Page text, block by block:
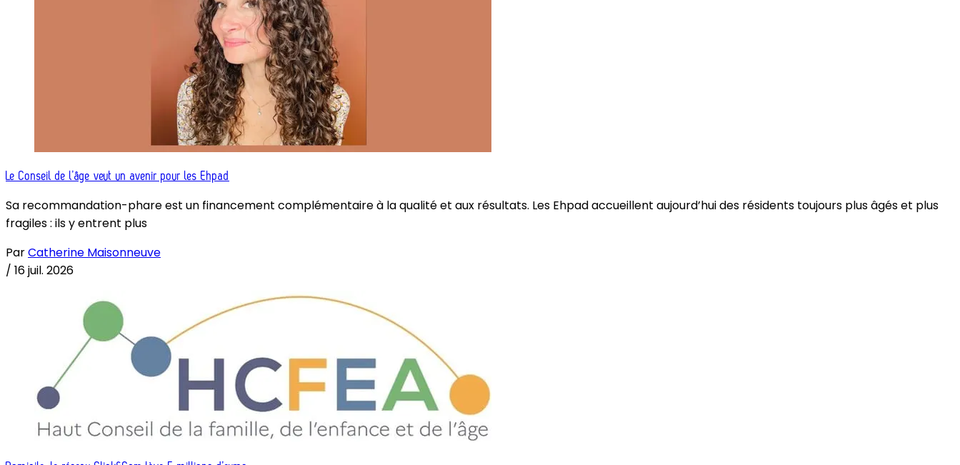
Le Conseil de l’âge veut un avenir pour les Ehpad
Sa recommandation-phare est un financement complémentaire à la qualité et aux résultats. Les Ehpad accueillent aujourd’hui des résidents toujours plus âgés et plus
fragiles : ils y entrent plus
ParCatherine Maisonneuve
/ 16 juil. 2026